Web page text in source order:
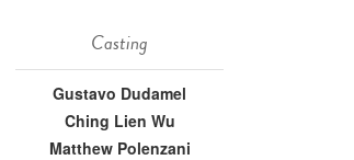
Casting
Gustavo Dudamel
Ching Lien Wu
Matthew Polenzani